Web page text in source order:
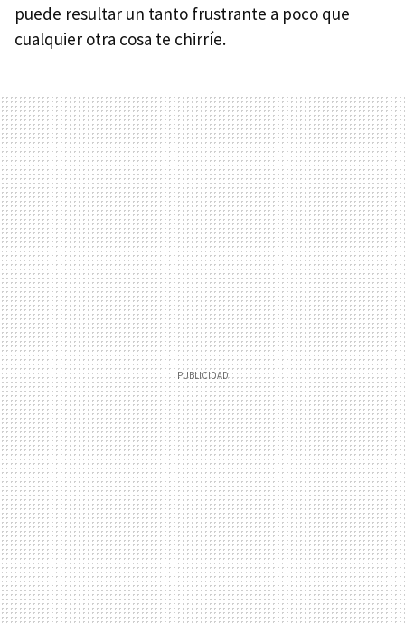
puede resultar un tanto frustrante a poco que
cualquier otra cosa te chirríe.